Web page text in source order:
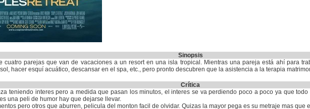
Sinopsis
cuatro parejas que van de vacaciones a un resort en una isla tropical. Mientras una pareja está ahí para
hacer esquí acuático, descansar en el spa, etc., pero pronto descubren que la asistencia a la terapia
Crítica
teniendo interes pero a medida que pasan los minutos, el interes se va perdiendo poco a poco ya que
una peli de humor hay que dejarse llevar.
pero otros que aburren, pelicula del monton facil de olvidar. Quizas la mayor pega es su metraje mas que